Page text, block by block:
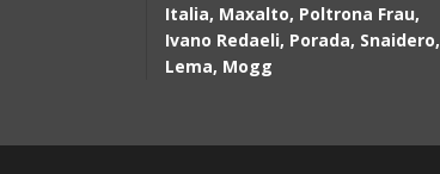
Italia, Maxalto, Poltrona Frau,
Ivano Redaeli, Porada, Snaidero,
Lema, Mogg